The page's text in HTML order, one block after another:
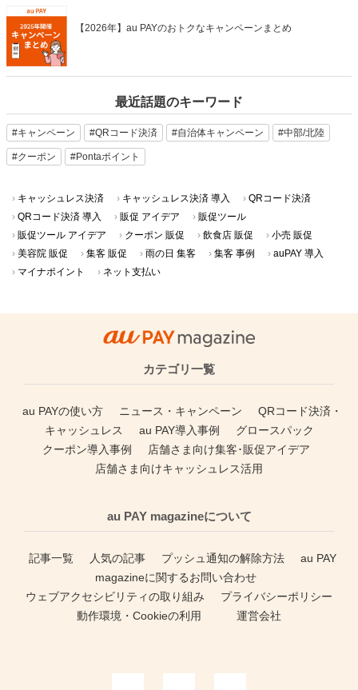
【2026年】au PAYのおトクなキャンペーンまとめ
最近話題のキーワード
#キャンペーン #QRコード決済 #自治体キャンペーン #中部/北陸
#クーポン #Pontaポイント
キャッシュレス決済 キャッシュレス決済 導入
QRコード決済
QRコード決済 導入
販促 アイデア
販促ツール
販促ツール アイデア
クーポン 販促 飲食店 販促
小売 販促
美容院 販促
集客 販促 雨の日 集客 集客 事例
auPAY 導入
マイナポイント
ネット支払い
カテゴリ一覧
au PAYの使い方 ニュース・キャンペーン
QRコード決済・
キャッシュレス
au PAY導入事例
グロースパック
クーポン導入事例
店舗さま向け集客･販促アイデア
店舗さま向けキャッシュレス活用
au PAY magazineについて
記事一覧 人気の記事 プッシュ通知の解除方法
au PAY
magazineに関するお問い合わせ
ウェブアクセシビリティの取り組み
プライバシーポリシー
動作環境・Cookieの利用
運営会社